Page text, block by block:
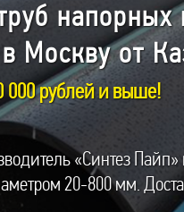
Москву от
000 рублей и выше!
«Синтез
20-800 мм.